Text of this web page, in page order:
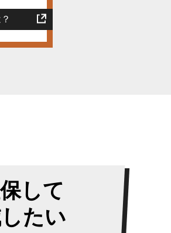
して
たい